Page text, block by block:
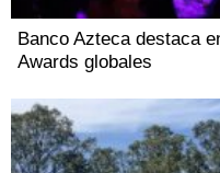
Banco Azteca destaca
Awards globales